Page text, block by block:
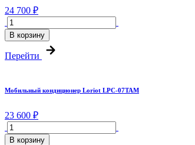
24 700 ₽
В корзину
Перейти
Мобильный кондиционер Loriot LPC-07TAM
23 600 ₽
В корзину